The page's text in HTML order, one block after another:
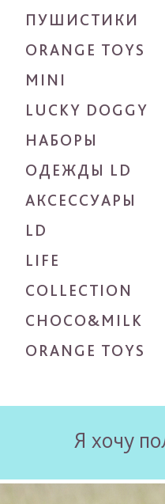
ПУШИСТИКИ
ORANGE TOYS
MINI
LUCKY DOGGY
НАБОРЫ
ОДЕЖДЫ LD
АКСЕССУАРЫ
LD
LIFE
COLLECTION
CHOCO&MILK
ORANGE TOYS
Я хочу